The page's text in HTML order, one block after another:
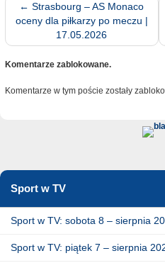
← Strasbourg – AS Monaco
oceny dla piłkarzy po meczu |
17.05.2026
Komentarze zablokowane.
Komentarze w tym poście zostały
Sport w TV
Sport w TV: sobota 8 – sierpnia
Sport w TV: piątek 7 – sierpnia